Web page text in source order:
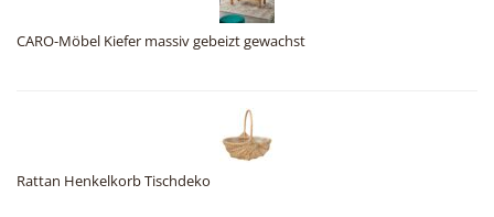
CARO-Möbel Kiefer massiv gebeizt gewachst
Rattan Henkelkorb Tischdeko